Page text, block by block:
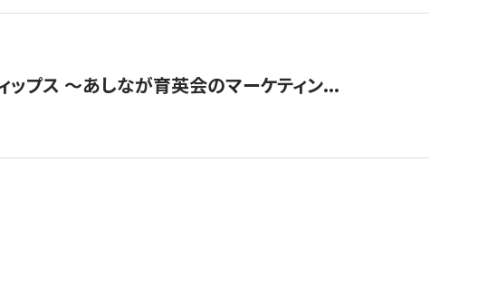
ィップス 〜あしなが育英会のマーケティン...